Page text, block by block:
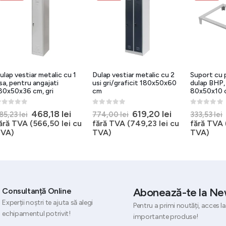
metalic cu 1
angajati
cm, gri
Prețul
inițial
a
468,18leiPrețul
curent
( 566,50leicu
Dulap vestiar metalic cu 2
usi gri/graficit 180x50x60
0774,00lei Prețul
inițial
a
619,20leiPrețul
curent
fără TVA ( 749,23leicu
Suport cu
dulap BHP, metal
80x50x10 cm
0
333,53lei
inițial
a
fără TVA (
Consultanță Online
Experții noștri te ajuta să alegi
echipamentul potrivit!
Abonează-te la
Pentru a primi noutăți, acces
importante produse!